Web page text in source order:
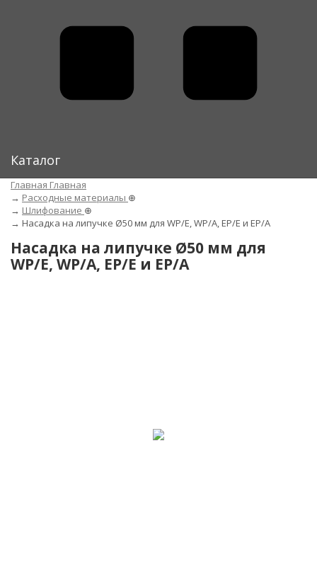
Каталог
Главная Главная
→ Расходные материалы ⊕
→ Шлифование ⊕
→ Насадка на липучке Ø50 мм для WP/E, WP/A, EP/E и EP/A
Насадка на липучке Ø50 мм для
WP/E, WP/A, EP/E и EP/A